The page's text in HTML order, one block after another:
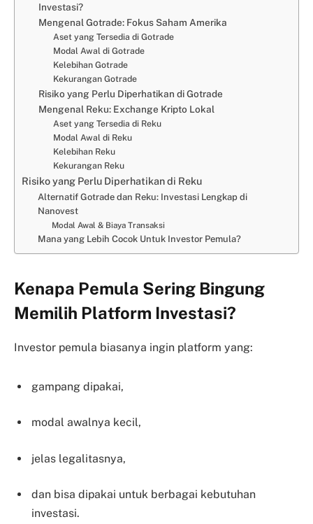
Investasi?
Mengenal Gotrade: Fokus Saham Amerika
Aset yang Tersedia di Gotrade
Modal Awal di Gotrade
Kelebihan Gotrade
Kekurangan Gotrade
Risiko yang Perlu Diperhatikan di Gotrade
Mengenal Reku: Exchange Kripto Lokal
Aset yang Tersedia di Reku
Modal Awal di Reku
Kelebihan Reku
Kekurangan Reku
Risiko yang Perlu Diperhatikan di Reku
Alternatif Gotrade dan Reku: Investasi Lengkap di
Nanovest
Modal Awal & Biaya Transaksi
Mana yang Lebih Cocok Untuk Investor Pemula?
Kenapa Pemula Sering Bingung
Memilih Platform Investasi?
Investor pemula biasanya ingin platform yang:
gampang dipakai,
modal awalnya kecil,
jelas legalitasnya,
dan bisa dipakai untuk berbagai kebutuhan
investasi.